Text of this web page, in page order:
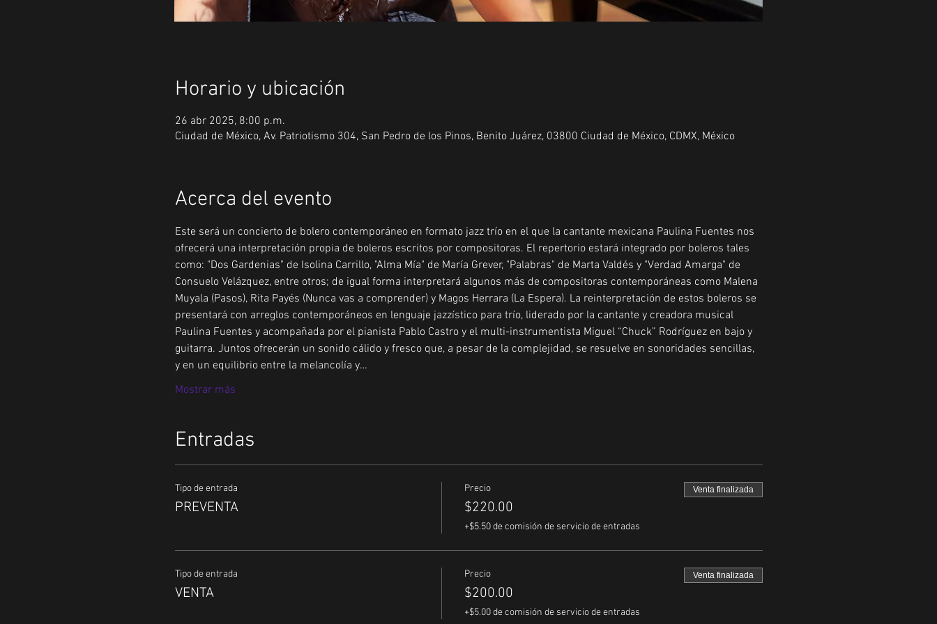
Horario y ubicación
26 abr 2025, 8:00 p.m.
Ciudad de México, Av. Patriotismo 304, San Pedro de los Pinos, Benito Juárez, 03800 Ciudad de México, CDMX, México
Acerca del evento
Este será un concierto de bolero contemporáneo en formato jazz trío en el que la cantante mexicana Paulina Fuentes nos
ofrecerá una interpretación propia de boleros escritos por compositoras. El repertorio estará integrado por boleros tales
como: "Dos Gardenias" de Isolina Carrillo, "Alma Mía" de María Grever, "Palabras" de Marta Valdés y "Verdad Amarga" de
Consuelo Velázquez, entre otros; de igual forma interpretará algunos más de compositoras contemporáneas como Malena
Muyala (Pasos), Rita Payés (Nunca vas a comprender) y Magos Herrara (La Espera). La reinterpretación de estos boleros se
presentará con arreglos contemporáneos en lenguaje jazzístico para trío, liderado por la cantante y creadora musical
Paulina Fuentes y acompañada por el pianista Pablo Castro y el multi-instrumentista Miguel “Chuck” Rodríguez en bajo y
guitarra. Juntos ofrecerán un sonido cálido y fresco que, a pesar de la complejidad, se resuelve en sonoridades sencillas,
y en un equilibrio entre la melancolía y…
Mostrar más
Entradas
Tipo de entrada
PREVENTA
Precio
$220.00
+$5.50 de comisión de servicio de entradas
Venta finalizada
Tipo de entrada
VENTA
Precio
$200.00
+$5.00 de comisión de servicio de entradas
Venta finalizada